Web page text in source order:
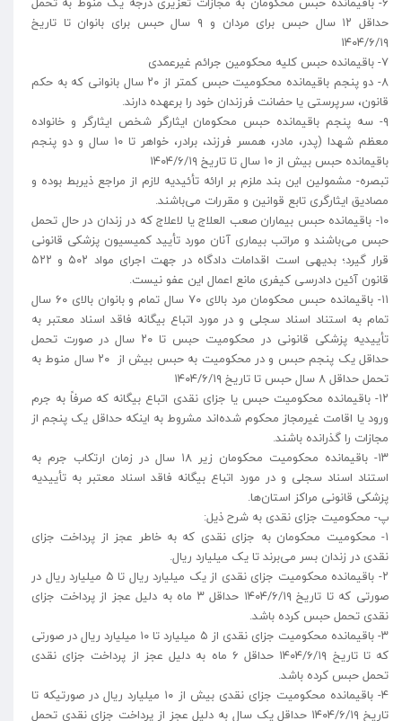
حداقل ۱۲ سال حبس برای مردان و ۹ سال حبس برای بانوان تا تاریخ
۱۴۰۴/۶/۱۹
۷- باقیمانده حبس کلیه محکومین جرائم غیرعمدی
۸- دو پنجم باقیمانده محکومیت حبس کمتر از ۲۰ سال بانوانی که به حکم
قانون، سرپرستی یا حضانت فرزندان خود را برعهده دارند.
۹- سه پنجم باقیمانده حبس محکومان ایثارگر شخص ایثارگر و خانواده
معظم شهدا (پدر، مادر، همسر فرزند، برادر، خواهر تا ۱۰ سال و دو پنجم
باقیمانده حبس بیش از ۱۰ سال تا تاریخ ۱۴۰۴/۶/۱۹
تبصره- مشمولین این بند ملزم بر ارائه تأئیدیه لازم از مراجع ذیربط بوده و
مصادیق ایثارگری تابع قوانین و مقررات می‌باشند.
۱۰- باقیمانده حبس بیماران صعب العلاج یا لاعلاج که در زندان در حال تحمل
حبس می‌باشند و مراتب بیماری آنان مورد تأیید کمیسیون پزشکی قانونی
قرار گیرد؛ بدیهی است اقدامات دادگاه در جهت اجرای مواد ۵۰۲ و ۵۲۲
قانون آئین دادرسی کیفری مانع اعمال این عفو نیست.
۱۱- باقیمانده حبس محکومان مرد بالای ۷۰ سال تمام و بانوان بالای ۶۰ سال
تمام به استناد اسناد سجلی و در مورد اتباع بیگانه فاقد اسناد معتبر به
تأییدیه پزشکی قانونی در محکومیت حبس تا ۲۰ سال در صورت تحمل
حداقل یک پنجم حبس و در محکومیت به حبس بیش از ۲۰ سال منوط به
تحمل حداقل ۸ سال حبس تا تاریخ ۱۴۰۴/۶/۱۹
۱۲- باقیمانده محکومیت حبس یا جزای نقدی اتباع بیگانه که صرفاً به جرم
ورود یا اقامت غیرمجاز محکوم شده‌اند مشروط به اینکه حداقل یک پنجم از
مجازات را گذرانده باشند.
۱۳- باقیمانده محکومیت محکومان زیر ۱۸ سال در زمان ارتکاب جرم به
استناد اسناد سجلی و در مورد اتباع بیگانه فاقد اسناد معتبر به تأییدیه
پزشکی قانونی مراکز استان‌ها.
پ- محکومیت جزای نقدی به شرح ذیل:
۱- محکومیت محکومان به جزای نقدی که به خاطر عجز از پرداخت جزای
نقدی در زندان بسر می‌برند تا یک میلیارد ریال.
۲- باقیمانده محکومیت جزای نقدی از یک میلیارد ریال تا ۵ میلیارد ریال در
صورتی که تا تاریخ ۱۴۰۴/۶/۱۹ حداقل ۳ ماه به دلیل عجز از پرداخت جزای
نقدی تحمل حبس کرده باشد.
۳- باقیمانده محکومیت جزای نقدی از ۵ میلیارد تا ۱۰ میلیارد ریال در صورتی
که تا تاریخ ۱۴۰۴/۶/۱۹ حداقل ۶ ماه به دلیل عجز از پرداخت جزای نقدی
تحمل حبس کرده باشد.
۴- باقیمانده محکومیت جزای نقدی بیش از ۱۰ میلیارد ریال در صورتیکه تا
تاریخ ۱۴۰۴/۶/۱۹ حداقل یک سال به دلیل عجز از پرداخت جزای نقدی تحمل